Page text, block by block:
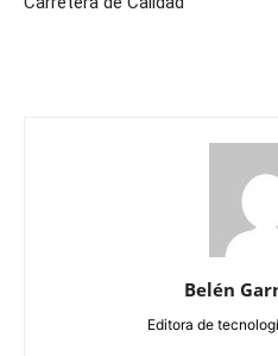
Belén
Editora de